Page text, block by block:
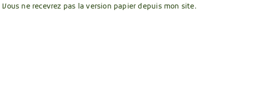
Vous ne recevrez pas la version papier depuis mon site.